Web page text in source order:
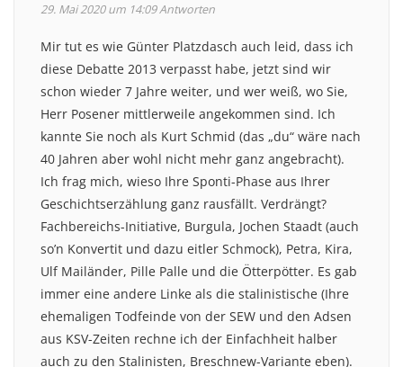
29. Mai 2020 um 14:09Antworten
Mir tut es wie Günter Platzdasch auch leid, dass ich
diese Debatte 2013 verpasst habe, jetzt sind wir
schon wieder 7 Jahre weiter, und wer weiß, wo Sie,
Herr Posener mittlerweile angekommen sind. Ich
kannte Sie noch als Kurt Schmid (das „du“ wäre nach
40 Jahren aber wohl nicht mehr ganz angebracht).
Ich frag mich, wieso Ihre Sponti-Phase aus Ihrer
Geschichtserzählung ganz rausfällt. Verdrängt?
Fachbereichs-Initiative, Burgula, Jochen Staadt (auch
so’n Konvertit und dazu eitler Schmock), Petra, Kira,
Ulf Mailänder, Pille Palle und die Ötterpötter. Es gab
immer eine andere Linke als die stalinistische (Ihre
ehemaligen Todfeinde von der SEW und den Adsen
aus KSV-Zeiten rechne ich der Einfachheit halber
auch zu den Stalinisten, Breschnew-Variante eben).